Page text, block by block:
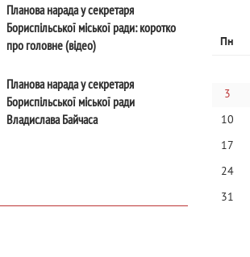
Планова нарада у секретаря
Бориспільської міської ради: коротко
про головне (відео)
Планова нарада у секретаря
Бориспільської міської ради
Владислава Байчаса
Пн
3
10
17
24
31